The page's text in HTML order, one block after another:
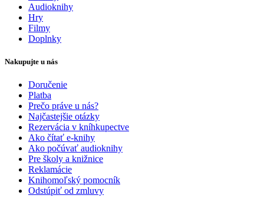
Audioknihy
Hry
Filmy
Doplnky
Nakupujte u nás
Doručenie
Platba
Prečo práve u nás?
Najčastejšie otázky
Rezervácia v kníhkupectve
Ako čítať e-knihy
Ako počúvať audioknihy
Pre školy a knižnice
Reklamácie
Knihomoľský pomocník
Odstúpiť od zmluvy